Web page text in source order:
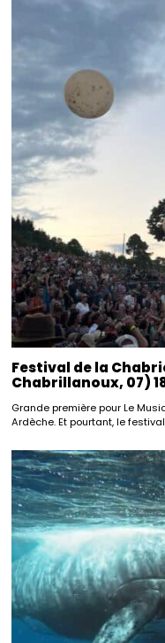
Festival de la
Chabrillanoux, 07)
Grande première pour Le
Ardèche. Et pourtant, le festival